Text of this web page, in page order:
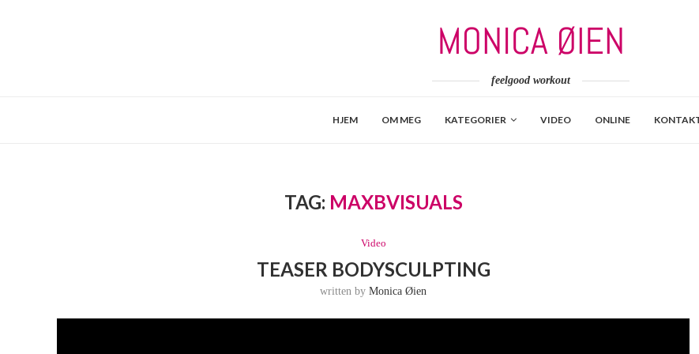
feelgood workout
HJEM OM MEG KATEGORIER VIDEO ONLINE
TAG: MAXBVISUALS
Video
TEASER BODYSCULPTING
written byMonica Øien